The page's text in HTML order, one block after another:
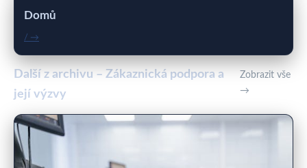
Domů
/ →
Další z archivu – Zákaznická podpora a
její výzvy
Zobrazit vše
→